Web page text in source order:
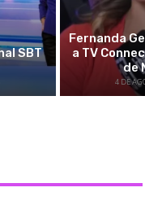
SBT
Fernanda
a TV
de
4 DE